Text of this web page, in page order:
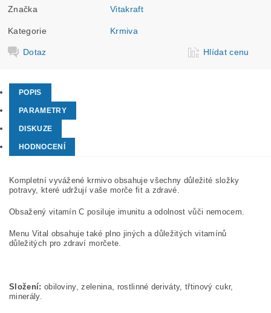
Značka Vitakraft
Kategorie Krmiva
Dotaz Hlídat cenu
POPIS
PARAMETRY
DISKUZE
HODNOCENÍ
Kompletní vyvážené krmivo obsahuje všechny důležité složky
potravy, které udržují vaše morče fit a zdravé.
Obsažený vitamín C posiluje imunitu a odolnost vůči nemocem.
Menu Vital obsahuje také plno jiných a důležitých vitamínů
důležitých pro zdraví morčete.
Složení: obiloviny, zelenina, rostlinné deriváty, třtinový cukr,
minerály.